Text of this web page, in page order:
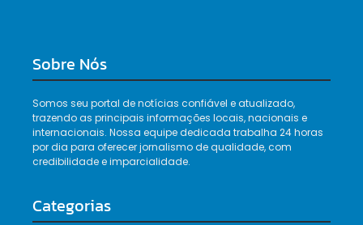
Sobre Nós
Somos seu portal de notícias confiável e atualizado,
trazendo as principais informações locais, nacionais e
internacionais. Nossa equipe dedicada trabalha 24 horas
por dia para oferecer jornalismo de qualidade, com
credibilidade e imparcialidade.
Categorias